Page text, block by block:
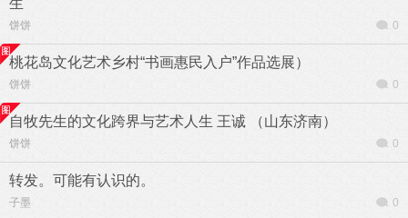
生
饼饼 0
桃花岛文化艺术乡村“书画惠民入户”作品选展）
饼饼 0
自牧先生的文化跨界与艺术人生 王诚 （山东济南）
饼饼 0
转发。可能有认识的。
子墨 0